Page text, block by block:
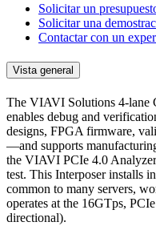
Solicitar un
Solicitar una
Contactar con un
Vista general
The VIAVI Solutions 4-lane
enables debug and
designs, FPGA firmware,
—and supports
the VIAVI PCIe 4.0
test. This Interposer installs
common to many servers,
operates at the 16GTps,
directional).